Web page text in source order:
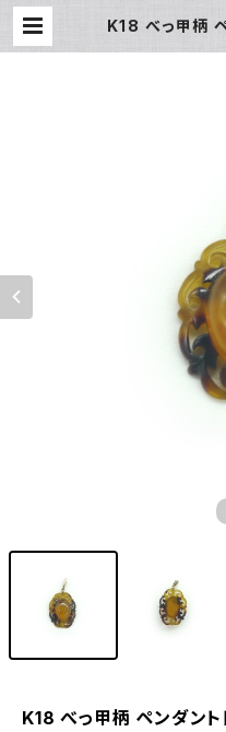
K18 べっ甲柄
K18 べっ甲柄 ペンダン